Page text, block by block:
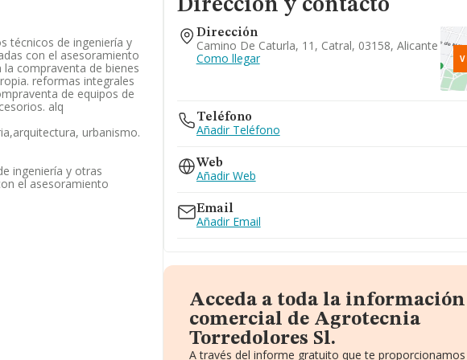
técnicos de ingeniería y
con el asesoramiento
compraventa de bienes
reformas integrales
de equipos de
alq
urbanismo.
ingeniería y otras
el asesoramiento
Dirección y contacto
Dirección
Camino De Caturla, 11, Catral, 03158, Alicante
Como llegar
Teléfono
Añadir Teléfono
Web
Añadir Web
Email
Añadir Email
Acceda a toda la información
comercial de Agrotecnia
Torredolores Sl.
A través del informe gratuito que te proporcionamos